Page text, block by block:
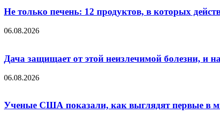
Не только печень: 12 продуктов, в которых
06.08.2026
Дача защищает от этой неизлечимой болезни, и
06.08.2026
Ученые США показали, как выглядят первые в